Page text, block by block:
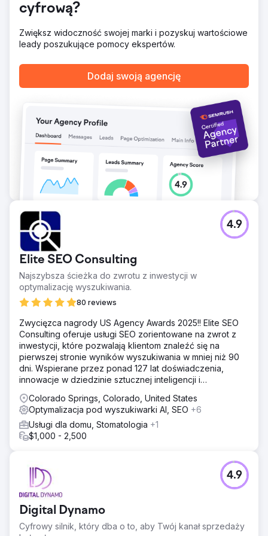
cyfrową?
Zwiększ widoczność swojej marki i pozyskuj wartościowe
leady poszukujące pomocy ekspertów.
Dodaj swoją agencję
Elite SEO Consulting
Najszybsza ścieżka do zwrotu z inwestycji w
optymalizację wyszukiwania.
80 reviews
4.9
Zwycięzca nagrody US Agency Awards 2025!! Elite SEO
Consulting oferuje usługi SEO zorientowane na zwrot z
inwestycji, które pozwalają klientom znaleźć się na
pierwszej stronie wyników wyszukiwania w mniej niż 90
dni. Wspierane przez ponad 127 lat doświadczenia,
innowacje w dziedzinie sztucznej inteligencji i
Colorado Springs, Colorado, United States
Optymalizacja pod wyszukiwarki AI, SEO +6
Usługi dla domu, Stomatologia +1
$1,000 - 2,500
Digital Dynamo
Cyfrowy silnik, który dba o to, aby Twój kanał sprzedaży
4.9